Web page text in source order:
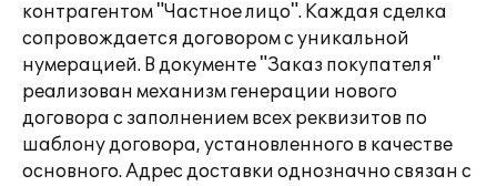
контрагентом "Частное лицо". Каждая сделка
сопровождается договором с уникальной
нумерацией. В документе "Заказ покупателя"
реализован механизм генерации нового
договора с заполнением всех реквизитов по
шаблону договора, установленного в качестве
основного. Адрес доставки однозначно связан с